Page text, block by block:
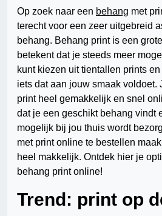
Op zoek naar een behang met
terecht voor een zeer uitgebreid
behang. Behang print is een
betekent dat je steeds meer
kunt kiezen uit tientallen prints
iets dat aan jouw smaak voldoet.
print heel gemakkelijk en snel
dat je een geschikt behang vindt
mogelijk bij jou thuis wordt
met print online te bestellen
heel makkelijk. Ontdek hier je
behang print online!
Trend: print op